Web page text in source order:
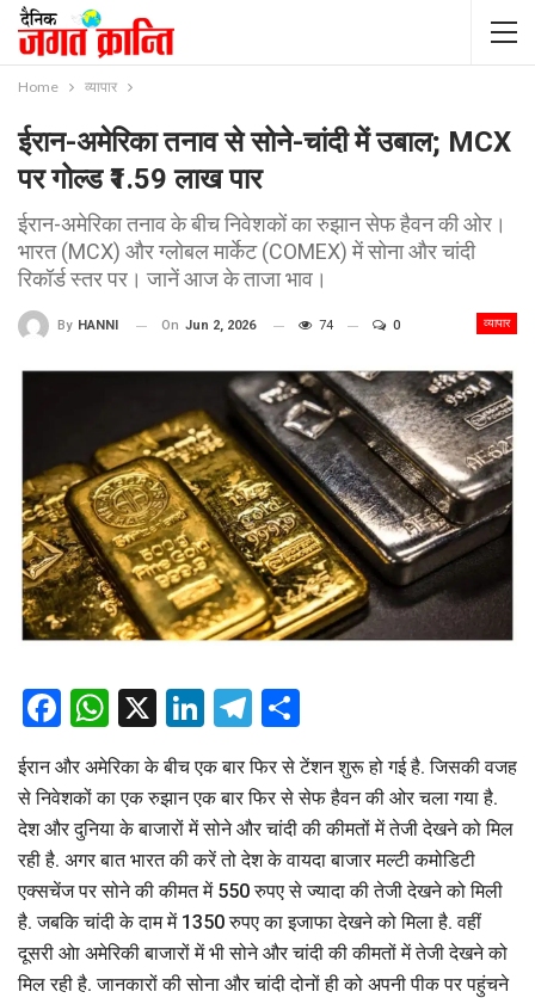
Home व्यापार
ईरान-अमेरिका तनाव से सोने-चांदी में उबाल; MCX
पर गोल्ड ₹1.59 लाख पार
ईरान-अमेरिका तनाव के बीच निवेशकों का रुझान सेफ हैवन की ओर।
भारत (MCX) और ग्लोबल मार्केट (COMEX) में सोना और चांदी
रिकॉर्ड स्तर पर। जानें आज के ताजा भाव।
व्यापार
By HANNI On Jun 2, 2026 74 0
Facebook
WhatsApp
X LinkedIn
Telegram
ईरान और अमेरिका के बीच एक बार फिर से टेंशन शुरू हो गई है. जिसकी वजह
से निवेशकों का एक रुझान एक बार फिर से सेफ हैवन की ओर चला गया है.
देश और दुनिया के बाजारों में सोने और चांदी की कीमतों में तेजी देखने को मिल
रही है. अगर बात भारत की करें तो देश के वायदा बाजार मल्टी कमोडिटी
एक्सचेंज पर सोने की कीमत में 550 रुपए से ज्यादा की तेजी देखने को मिली
है. जबकि चांदी के दाम में 1350 रुपए का इजाफा देखने को मिला है. वहीं
दूसरी ओा अमेरिकी बाजारों में भी सोने और चांदी की कीमतों में तेजी देखने को
मिल रही है. जानकारों की सोना और चांदी दोनों ही को अपनी पीक पर पहुंचने